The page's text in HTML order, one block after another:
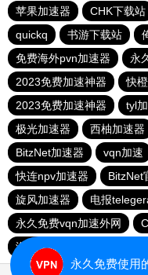
苹果加速器
CHK下载站
quickq
书游下载站
免费海外pvn加速器
永
2023免费加速神器
快
2023免费加速神器
tyl
极光加速器
西柚加速器
BitzNet加速器
vqn加速
快连npv加速器
BitzNet
旋风加速器
电报
永久免费vqn加速外网
海鸥下载站
永久免费使用